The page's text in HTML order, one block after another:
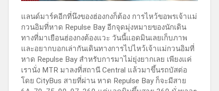
แลนด์มาร์คอีกที่นึงของฮ่องกงก็ต้อง การไหว้ขอพรเจ้าแม่
กวนอิมที่หาด Repulse Bay อีกจุดมุ่งหมายของนักเดิน
ทางที่มาเยือนฮ่องกงต้องแวะ วันนี้แอดมินเลยเก็บภาพ
และอยากบอกเล่ากันเดินทางการไปไหว้เจ้าแม่กวนอิมที่
หาด Repulse Bay สำหรับการมาไม่ยุ่งยากเลย เพียงแค่
เรานั่ง MTR มาลงที่สถานี Central แล้วมาขึ้นรถบัสต่อ
โดย CityBus สายที่ผ่าน หาด Repulse Bay ก็จะมีสาย